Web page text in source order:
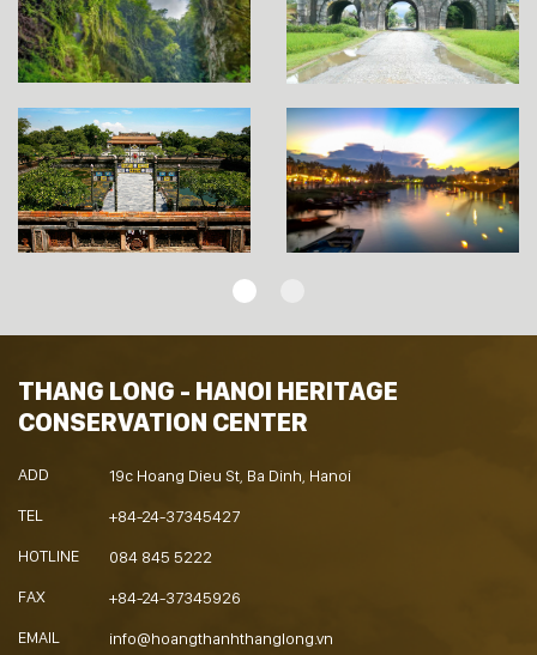
THANG LONG - HANOI HERITAGE
CONSERVATION CENTER
ADD 19c Hoang Dieu St, Ba Dinh, Hanoi
TEL +84-24-37345427
HOTLINE 084 845 5222
FAX +84-24-37345926
EMAIL info@hoangthanhthanglong.vn